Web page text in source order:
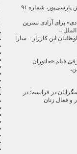
برای آزادی نسرین
–
این کارزار – سارا
فیلم «جانوران
در فرانسه؛ در
و فعال زنان